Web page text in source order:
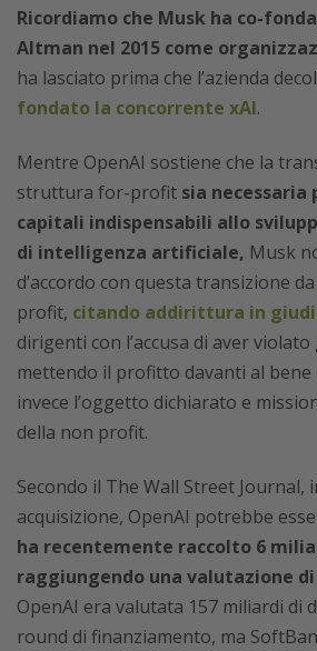
Ricordiamo che Musk ha co-
Altman nel 2015 come
ha lasciato prima che l’azienda
fondato la concorrente xAI.
Mentre OpenAI sostiene che la
struttura for-profit sia
capitali indispensabili allo
di intelligenza artificiale, Musk
d’accordo con questa transizione
profit, citando addirittura in
dirigenti con l’accusa di aver
mettendo il profitto davanti al bene
invece l’oggetto dichiarato e
della non profit.
Secondo il The Wall Street Journal,
acquisizione, OpenAI potrebbe
ha recentemente raccolto 6
raggiungendo una valutazione
OpenAI era valutata 157 miliardi di
round di finanziamento, ma